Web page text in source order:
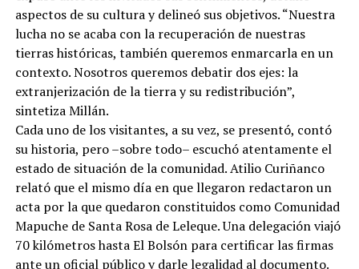
aspectos de su cultura y delineó sus objetivos. “Nuestra
lucha no se acaba con la recuperación de nuestras
tierras históricas, también queremos enmarcarla en un
contexto. Nosotros queremos debatir dos ejes: la
extranjerización de la tierra y su redistribución”,
sintetiza Millán.
Cada uno de los visitantes, a su vez, se presentó, contó
su historia, pero –sobre todo– escuchó atentamente el
estado de situación de la comunidad. Atilio Curiñanco
relató que el mismo día en que llegaron redactaron un
acta por la que quedaron constituidos como Comunidad
Mapuche de Santa Rosa de Leleque. Una delegación viajó
70 kilómetros hasta El Bolsón para certificar las firmas
ante un oficial público y darle legalidad al documento.